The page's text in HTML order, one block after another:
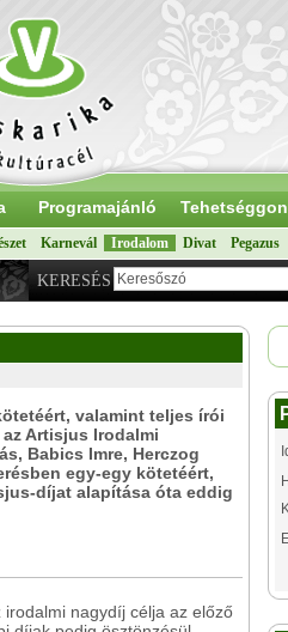
Programajánló
Karnevál Irodalom Divat Pegazus
KERESÉS
valamint teljes írói
Artisjus Irodalmi
Babics Imre, Herczog
egy-egy kötetéért,
díjat alapítása óta eddig
nagydíj célja az előző